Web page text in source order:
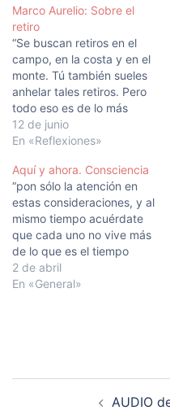
Marco Aurelio: Sobre el
retiro
“Se buscan retiros en el
campo, en la costa y en el
monte. Tú también sueles
anhelar tales retiros. Pero
todo eso es de lo más
vulgar, porque puedes, en
el momento que te
mismo. En ninguna parte
un hombre se retira con
mayor tranquilidad y…
12 de junio
En «Reflexiones»
Aquí y ahora. Consciencia
“pon sólo la atención en
estas consideraciones, y al
mismo tiempo acuérdate
que cada uno no vive más
de lo que es el tiempo
presente en que vive, que
es un punto indivisible, y
2 de abril
En «General»
AUDIO